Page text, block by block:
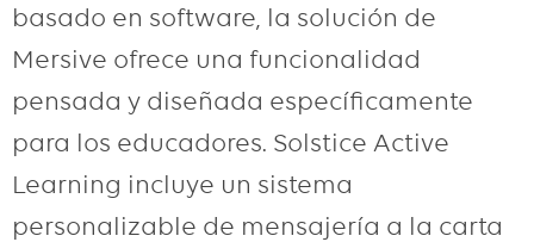
basado en software, la solución de
Mersive ofrece una funcionalidad
pensada y diseñada específicamente
para los educadores. Solstice Active
Learning incluye un sistema
personalizable de mensajería a la carta